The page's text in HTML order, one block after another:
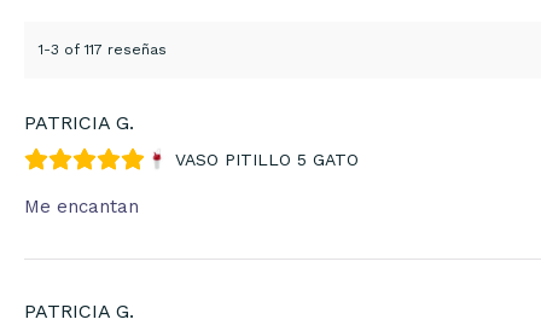
1-3 of 117 reseñas
PATRICIA G.
VASO PITILLO 5 GATO
Me encantan
PATRICIA G.